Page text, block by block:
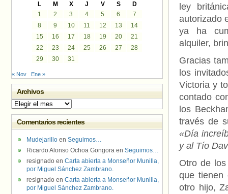
ley
autorizado
ya ha
alquiler,
Gracias
los
Victoria y
contado
los
través de
«Día
y al Tío
Otro de
que tienen
otro hijo,
L M X J V S
D
1
2 3 4 5 6
7
8
9 10 11 12 13
14
15
16 17 18 19 20
21
22
23 24 25 26 27
28
29
30 31
« Nov Ene »
Archivos
Archivos
Comentarios recientes
Mudejarillo en Seguimos…
Ricardo Alonso Ochoa Gongora en Seguimos…
resignado en Carta abierta a Monseñor Munilla,
por Miguel Sánchez Zambrano.
resignado en Carta abierta a Monseñor Munilla,
por Miguel Sánchez Zambrano.